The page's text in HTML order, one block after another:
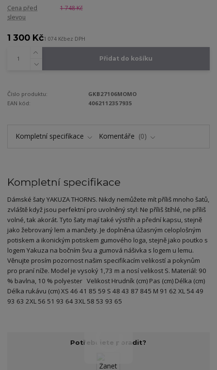
Cena před
slevou
1 748 Kč
1 300 Kč1 074 Kčbez DPH
Přidat do košíku
Číslo produktu:
GKB27106MOMO
EAN kód:
4062112357935
Kompletní specifikace Komentáře 0
Kompletní specifikace
Dámské šaty YAKUZA THORNS. Nikdy nemůžete mít příliš mnoho šatů,
zvláště když jsou perfektní pro uvolněný styl: Ne příliš štíhlé, ne příliš
volné, tak akorát. Tyto šaty mají také výstřih a přední kapsu, stejně
jako žebrovaný lem a manžety. Je doplněna úžasným celoplošným
potiskem a ikonickým potiskem gumového loga, stejně jako poutko s
logem Yakuza na bočním švu a gumová nášivka s logem u lemu.
Věnujte prosím pozornost našim specifikacím velikostí a pokynům
pro praní níže. Model je vysoký 1,73 m a nosí velikost S. Materiál: 90
% bavlna, 10 % polyester Velikost Hrudník (cm) Pas (cm) Délka (cm)
Délka rukávu (cm) XS 46 41 85 59 S 48 43 87 845 M 91 62 XL 54 49
93 63 2XL 56 51 93 64 3XL 58 53 93 65
Potřebujete poradit?